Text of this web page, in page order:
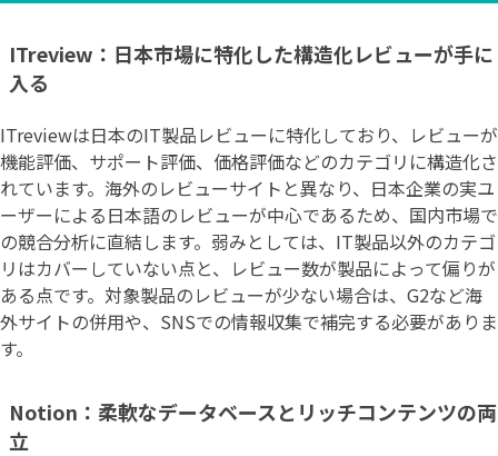
ITreview：日本市場に特化した構造化レビューが手に
入る
ITreviewは日本のIT製品レビューに特化しており、レビューが
機能評価、サポート評価、価格評価などのカテゴリに構造化さ
れています。海外のレビューサイトと異なり、日本企業の実ユ
ーザーによる日本語のレビューが中心であるため、国内市場で
の競合分析に直結します。弱みとしては、IT製品以外のカテゴ
リはカバーしていない点と、レビュー数が製品によって偏りが
ある点です。対象製品のレビューが少ない場合は、G2など海
外サイトの併用や、SNSでの情報収集で補完する必要がありま
す。
Notion：柔軟なデータベースとリッチコンテンツの両
立